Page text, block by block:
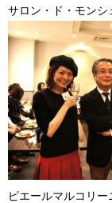
サロン・ド・モンシ
ピエールマルコリー